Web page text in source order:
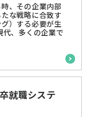
、その企業内部
な戦略に合致す
）する必要が生
代、多くの企業で
就職システ